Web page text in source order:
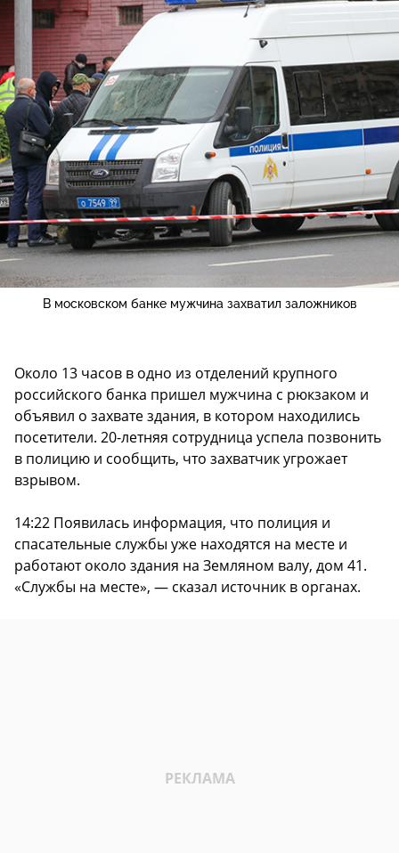
В московском банке мужчина захватил заложников
Около 13 часов в одно из отделений крупного
российского банка пришел мужчина с рюкзаком и
объявил о захвате здания, в котором находились
посетители. 20-летняя сотрудница успела позвонить
в полицию и сообщить, что захватчик угрожает
взрывом.
14:22 Появилась информация, что полиция и
спасательные службы уже находятся на месте и
работают около здания на Земляном валу, дом 41.
«Службы на месте», — сказал источник в органах.